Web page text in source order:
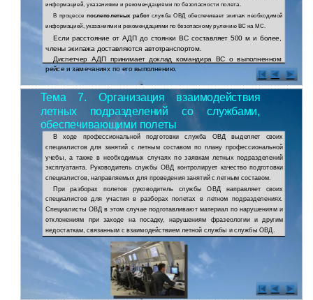
информацией, указаниями и рекомендациями по безопасности полета.
В процессе послеполетных работслужба ОВД обеспечивает экипаж необходимой
информацией, указаниями и рекомендациями по безопасному рулению ВС на МС.
Если расстояние от АДП до стоянки ВС составляет 500 м и более,
члены экипажа доставляются автотранспортом.
Диспетчер АДП принимает доклад командира ВС о выполненном
рейсе и замечаниях по его выполнению.
Тема 7. Организация взаимодействия
летных подразделений со службами,
обеспечивающими полеты
В ходе профессиональной подготовки служба ОВД выделяет своих
специалистов для занятий с летным составом по плану профессиональной
учебы, а также в необходимых случаях по заявкам летных подразделений
эксплуатанта. Руководитель службы ОВД контролирует качество подготовки
специалистов, направляемых для проведения занятий с летным составом.
При разборах полетов руководитель службы ОВД направляет своих
специалистов для участия в разборах полетах в летном подразделениях.
Специалисты ОВД в этом случае подготавливают материал по нарушениям и
отклонениям при заходе на посадку, нарушениям фразеологии и другим
недостаткам, связанным с взаимодействием летной службы и службы ОВД.